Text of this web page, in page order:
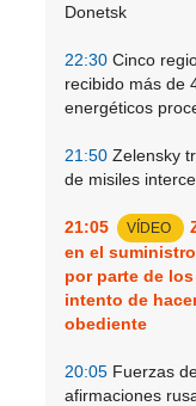
Donetsk
22:30 Cinco
recibido más de
energéticos
21:50 Zelensky
de misiles
21:05 VÍDEO
en el
por parte de
intento de
obediente
20:05 Fuerzas
afirmaciones